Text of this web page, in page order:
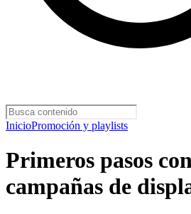
InicioPromoción y playlists
Primeros pasos
campañas de